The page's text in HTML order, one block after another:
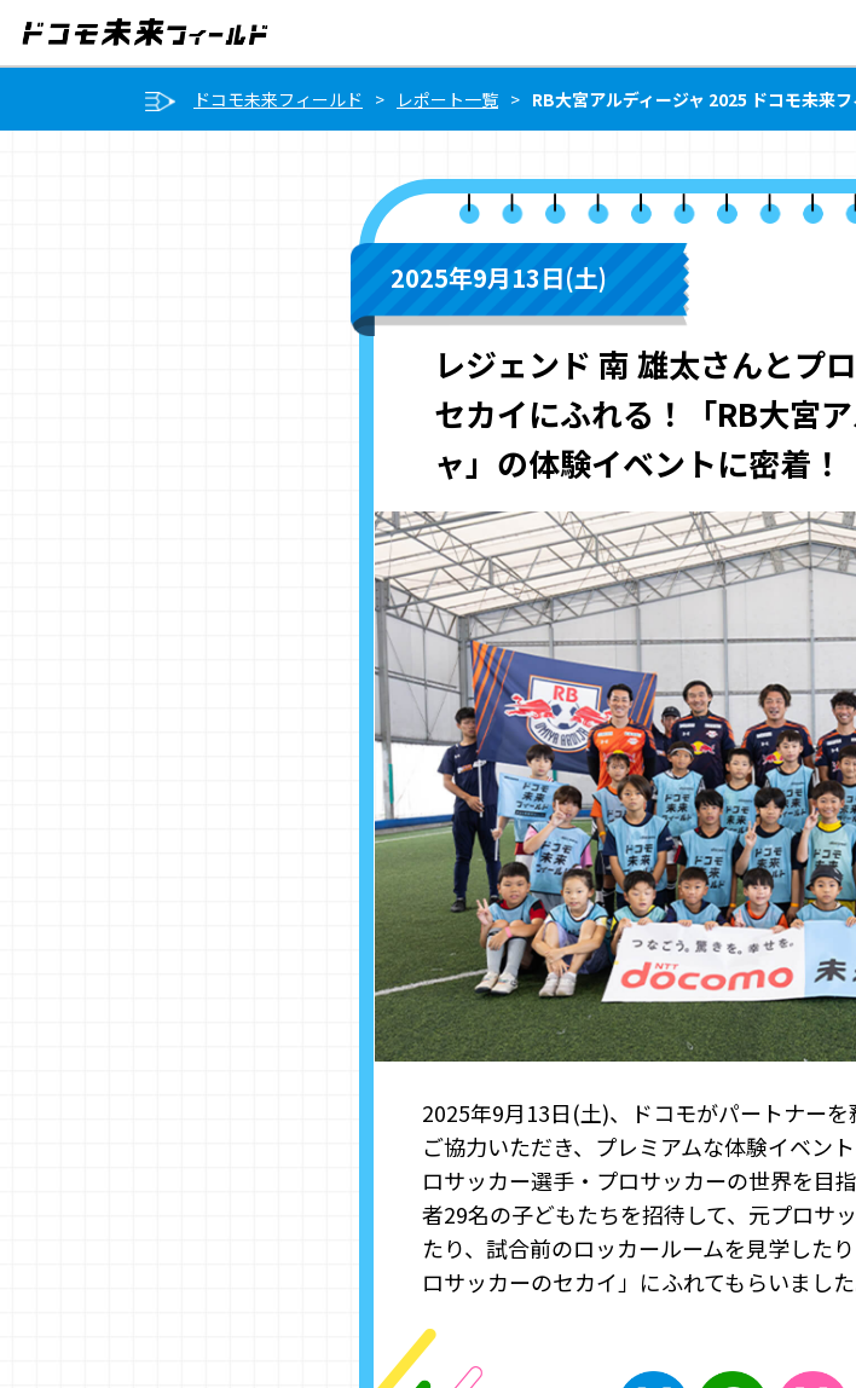
ドコモ未来フィールド レポート一覧 RB大宮アルディージャ 2025 ドコモ未来
2025年9月13日(土)
レジェンド 南 雄太さんとプ
セカイにふれる！「RB大宮
ャ」の体験イベントに密着！
2025年9月13日(土)、ドコモがパートナー
ご協力いただき、プレミアムな体験イベン
ロサッカー選手・プロサッカーの世界を目
者29名の子どもたちを招待して、元プロサ
たり、試合前のロッカールームを見学した
ロサッカーのセカイ」にふれてもらいました